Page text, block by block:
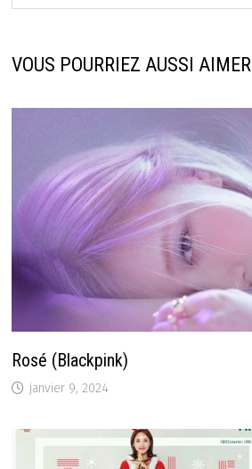
VOUS POURRIEZ AUSSI AIMER
Rosé (Blackpink)
janvier 9, 2024